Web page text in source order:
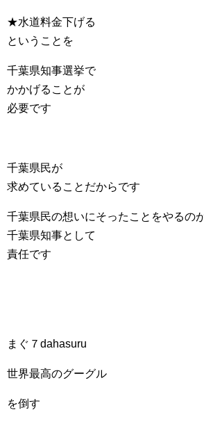
★水道料金下げる
ということを
千葉県知事選挙で
かかげることが
必要です
千葉県民が
求めていることだからです
千葉県民の想いにそったことをやるの
千葉県知事として
責任です
まぐ７dahasuru
世界最高のグーグル
を倒す